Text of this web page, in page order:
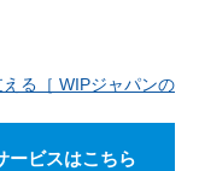
る［ WIPジャパンの
ービスはこちら